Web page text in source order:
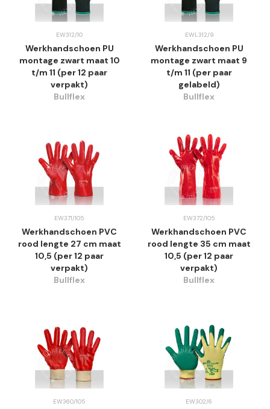
EW312/10
Werkhandschoen PU
montage zwart maat 10
t/m 11 (per 12 paar
verpakt)
Bullflex
EWL312/9
Werkhandschoen PU
montage zwart maat 9
t/m 11 (per paar
gelabeld)
Bullflex
EW371/105
Werkhandschoen PVC
rood lengte 27 cm maat
10,5 (per 12 paar
verpakt)
Bullflex
EW372/105
Werkhandschoen PVC
rood lengte 35 cm maat
10,5 (per 12 paar
verpakt)
Bullflex
EW360/105 EW302/6